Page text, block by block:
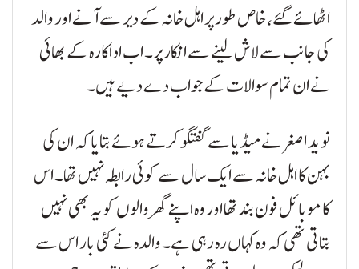
اٹھائے گئے، خاص طور پر اہل خانہ کے دیر سے آنے اور والد
کی جانب سے لاش لینے سے انکار پر۔ اب اداکارہ کے بھائی
نے ان تمام سوالات کے جواب دے دیے ہیں۔
نوید اصغر نے میڈیا سے گفتگو کرتے ہوئے بتایا کہ ان کی
بہن کا اہل خانہ سے ایک سال سے کوئی رابطہ نہیں تھا۔ اس
کا موبائل فون بند تھا اور وہ اپنے گھر والوں کو یہ بھی نہیں
بتاتی تھی کہ وہ کہاں رہ رہی ہے۔ والدہ نے کئی بار اس سے